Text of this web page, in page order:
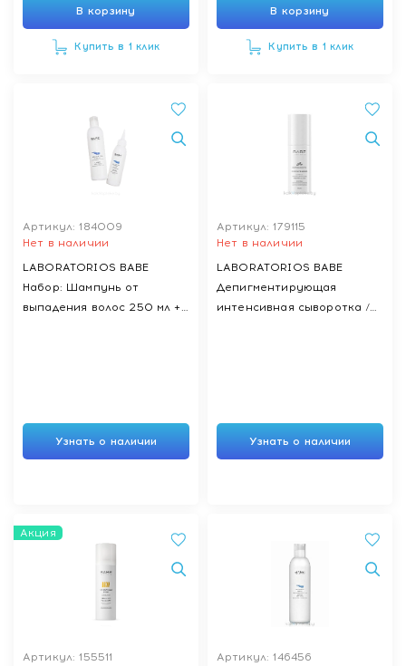
В корзину
Купить в 1 клик
В корзину
Купить в 1 клик
Артикул: 184009
Нет в наличии
LABORATORIOS BABE
Набор: Шампунь от
выпадения волос 250 мл +
Узнать о наличии
Артикул: 179115
Нет в наличии
LABORATORIOS BABE
Депигментирующая
интенсивная сыворотка /
Узнать о наличии
Акция
Артикул: 155511
Артикул: 146456